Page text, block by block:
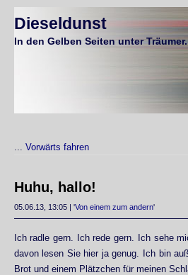
Dieseldunst
In den Gelben Seiten unter Träumer.
... Vorwärts fahren
Huhu, hallo!
05.06.13, 13:05 | 'Von einem zum andern'
Ich radle gern. Ich rede gern. Ich sehe
davon lesen Sie hier ja genug. Ich bin
Brot und einem Plätzchen für meinen